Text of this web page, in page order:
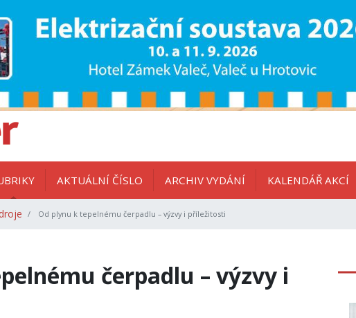
AKTUÁLNÍ ČÍSLO ARCHIV VYDÁNÍ KALENDÁŘ AKCÍ
Od plynu k tepelnému čerpadlu – výzvy i příležitosti
čerpadlu – výzvy i